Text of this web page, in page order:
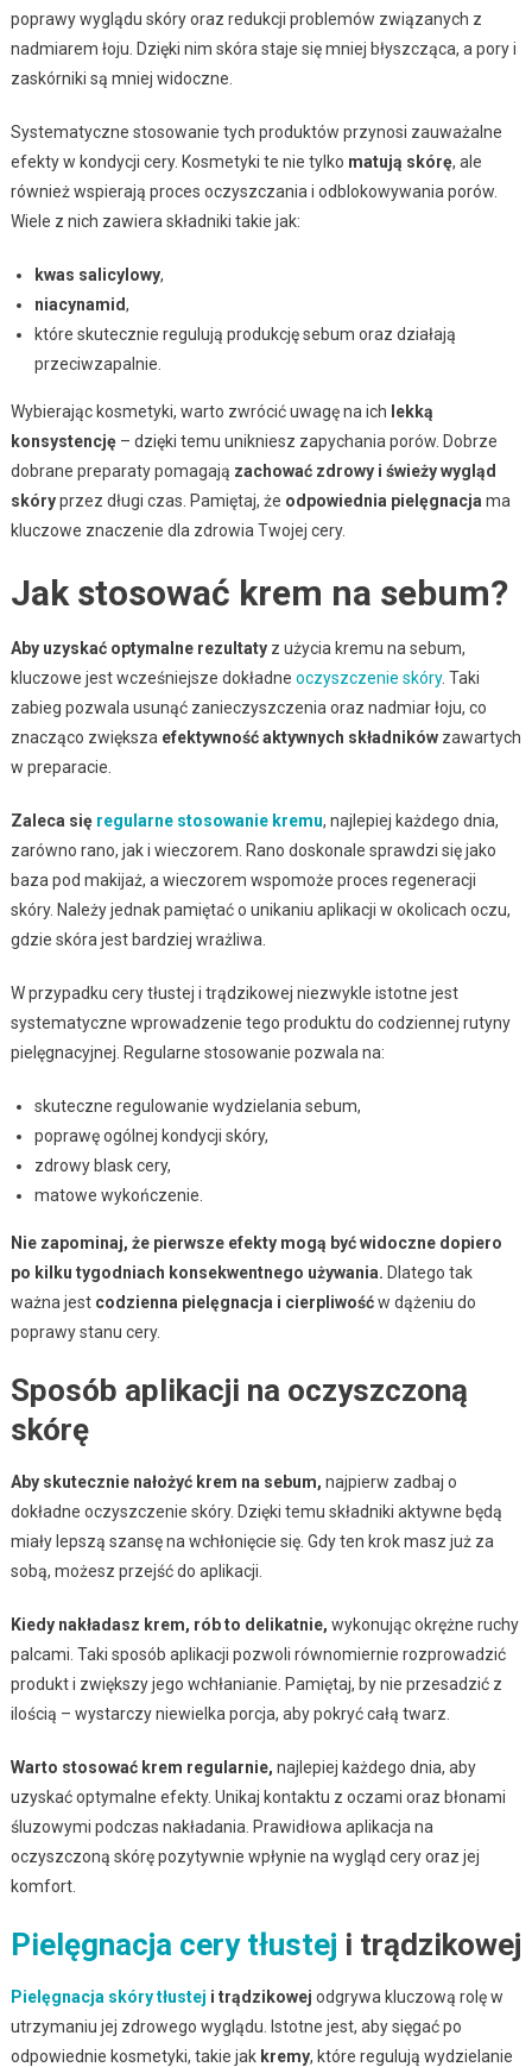
poprawy wyglądu skóry oraz redukcji problemów związanych z
nadmiarem łoju. Dzięki nim skóra staje się mniej błyszcząca, a pory i
zaskórniki są mniej widoczne.
Systematyczne stosowanie tych produktów przynosi zauważalne
efekty w kondycji cery. Kosmetyki te nie tylko matują skórę, ale
również wspierają proces oczyszczania i odblokowywania porów.
Wiele z nich zawiera składniki takie jak:
kwas salicylowy,
niacynamid,
które skutecznie regulują produkcję sebum oraz działają
przeciwzapalnie.
Wybierając kosmetyki, warto zwrócić uwagę na ich lekką
konsystencję– dzięki temu unikniesz zapychania porów. Dobrze
dobrane preparaty pomagają zachować zdrowy i świeży wygląd
skóryprzez długi czas. Pamiętaj, że odpowiednia pielęgnacja ma
kluczowe znaczenie dla zdrowia Twojej cery.
Jak stosować krem na sebum?
Aby uzyskać optymalne rezultatyz użycia kremu na sebum,
kluczowe jest wcześniejsze dokładne oczyszczenie skóry. Taki
zabieg pozwala usunąć zanieczyszczenia oraz nadmiar łoju, co
znacząco zwiększa efektywność aktywnych składnikówzawartych
w preparacie.
Zaleca się regularne stosowanie kremu, najlepiej każdego dnia,
zarówno rano, jak i wieczorem. Rano doskonale sprawdzi się jako
baza pod makijaż, a wieczorem wspomoże proces regeneracji
skóry. Należy jednak pamiętać o unikaniu aplikacji w okolicach oczu,
gdzie skóra jest bardziej wrażliwa.
W przypadku cery tłustej i trądzikowej niezwykle istotne jest
systematyczne wprowadzenie tego produktu do codziennej rutyny
pielęgnacyjnej. Regularne stosowanie pozwala na:
skuteczne regulowanie wydzielania sebum,
poprawę ogólnej kondycji skóry,
zdrowy blask cery,
matowe wykończenie.
Nie zapominaj, że pierwsze efekty mogą być widoczne dopiero
po kilku tygodniach konsekwentnego używania. Dlatego tak
ważna jest codzienna pielęgnacja i cierpliwośćw dążeniu do
poprawy stanu cery.
Sposób aplikacji na oczyszczoną
skórę
Aby skutecznie nałożyć krem na sebum, najpierw zadbaj o
dokładne oczyszczenie skóry. Dzięki temu składniki aktywne będą
miały lepszą szansę na wchłonięcie się. Gdy ten krok masz już za
sobą, możesz przejść do aplikacji.
Kiedy nakładasz krem, rób to delikatnie, wykonując okrężne ruchy
palcami. Taki sposób aplikacji pozwoli równomiernie rozprowadzić
produkt i zwiększy jego wchłanianie. Pamiętaj, by nie przesadzić z
ilością – wystarczy niewielka porcja, aby pokryć całą twarz.
Warto stosować krem regularnie, najlepiej każdego dnia, aby
uzyskać optymalne efekty. Unikaj kontaktu z oczami oraz błonami
śluzowymi podczas nakładania. Prawidłowa aplikacja na
oczyszczoną skórę pozytywnie wpłynie na wygląd cery oraz jej
komfort.
Pielęgnacja cery tłustej i trądzikowej
Pielęgnacja skóry tłustej i trądzikowej odgrywa kluczową rolę w
utrzymaniu jej zdrowego wyglądu. Istotne jest, aby sięgać po
odpowiednie kosmetyki, takie jak kremy, które regulują wydzielanie